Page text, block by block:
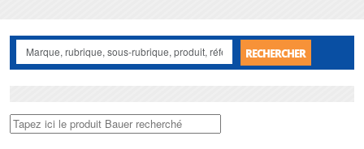
complexes.
RECHERCHER